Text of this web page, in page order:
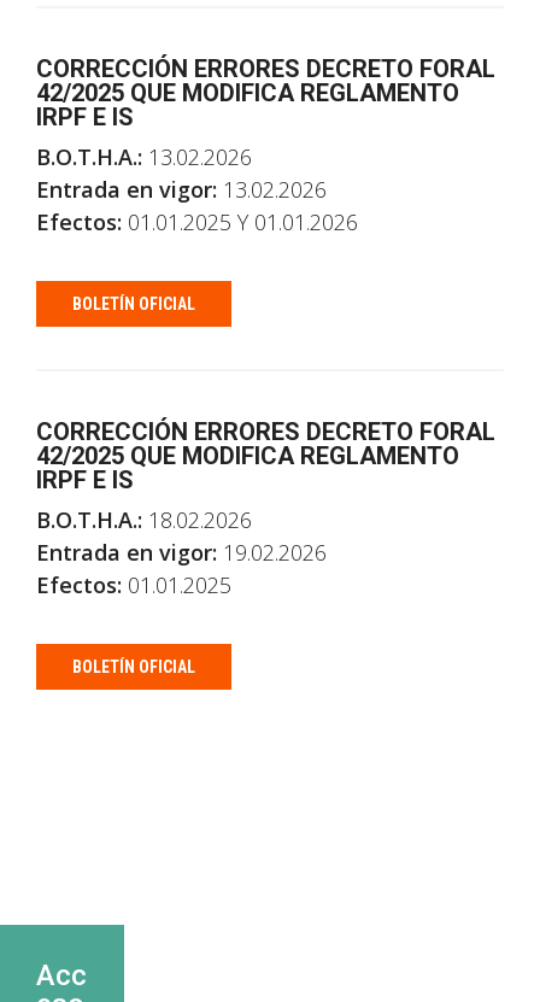
CORRECCIÓN ERRORES DECRETO FORAL
42/2025 QUE MODIFICA REGLAMENTO
IRPF E IS
B.O.T.H.A.: 13.02.2026
Entrada en vigor: 13.02.2026
Efectos: 01.01.2025 Y 01.01.2026
BOLETÍN OFICIAL
CORRECCIÓN ERRORES DECRETO FORAL
42/2025 QUE MODIFICA REGLAMENTO
IRPF E IS
B.O.T.H.A.: 18.02.2026
Entrada en vigor: 19.02.2026
Efectos: 01.01.2025
BOLETÍN OFICIAL
Acc